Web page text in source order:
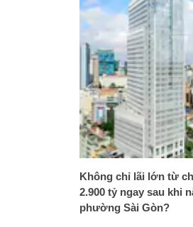
Không chỉ lãi lớn từ
2.900 tỷ ngay sau khi
phường Sài Gòn?